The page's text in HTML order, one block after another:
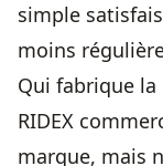
simple
moins
Qui fabrique la
RIDEX
marque, mais